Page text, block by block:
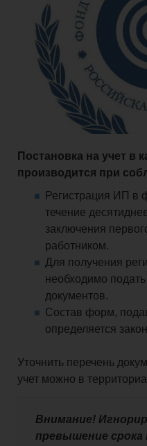
Физическим
лицам
Постановка на учет в
производится при
Регистрация ИП в
течение
заключения
работником.
Для получения
необходимо
документов.
Состав форм,
определяется
Уточнить перечень
учет можно в
Внимание!
превышение срока